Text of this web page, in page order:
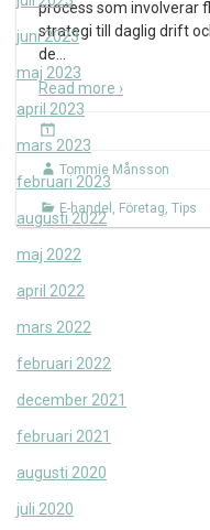
juni 2023
maj 2023
april 2023
mars 2023
februari 2023
augusti 2022
maj 2022
april 2022
mars 2022
februari 2022
december 2021
februari 2021
augusti 2020
juli 2020
process som involverar
strategi till daglig drift
de…
Read more ›
Tommie Månsson
E-handel , Företag, Tips